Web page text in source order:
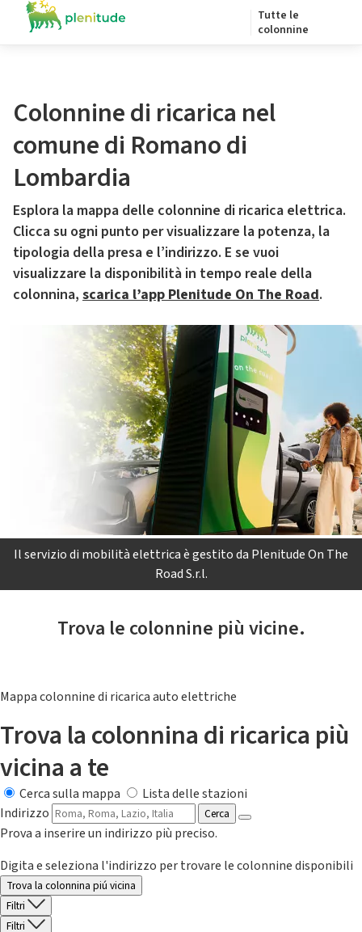
Tutte le
colonnine
Colonnine di ricarica nel
comune di Romano di
Lombardia
Esplora la mappa delle colonnine di ricarica elettrica.
Clicca su ogni punto per visualizzare la potenza, la
tipologia della presa e l’indirizzo. E se vuoi
visualizzare la disponibilità in tempo reale della
colonnina, scarica l’app Plenitude On The Road.
Il servizio di mobilità elettrica è gestito da Plenitude On The
Road S.r.l.
Trova le colonnine più vicine.
Mappa colonnine di ricarica auto elettriche
Trova la colonnina di ricarica più
vicina a te
Cerca sulla mappa
Lista delle stazioni
Indirizzo
Cerca
Prova a inserire un indirizzo più preciso.
Digita e seleziona l'indirizzo per trovare le colonnine disponibili
Trova la colonnina piú vicina
Filtri
Filtri